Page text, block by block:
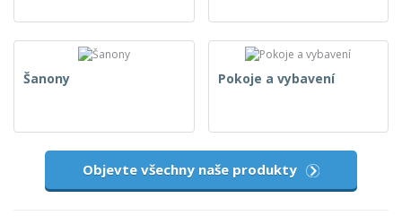
Šanony Pokoje a vybavení
Objevte všechny naše produkty